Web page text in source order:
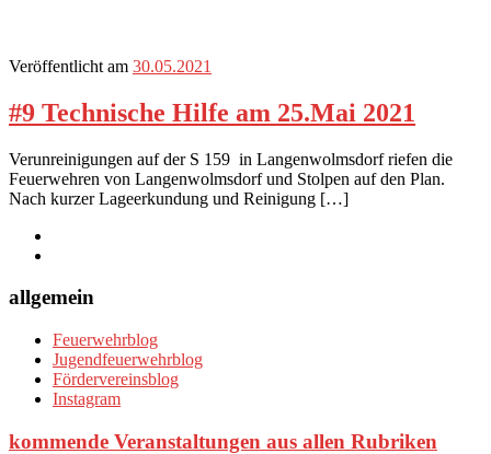
Veröffentlicht am 30.05.2021
#9 Technische Hilfe am 25.Mai 2021
Verunreinigungen auf der S 159 in Langenwolmsdorf riefen die
Feuerwehren von Langenwolmsdorf und Stolpen auf den Plan.
Nach kurzer Lageerkundung und Reinigung […]
allgemein
Feuerwehrblog
Jugendfeuerwehrblog
Fördervereinsblog
Instagram
kommende Veranstaltungen aus allen Rubriken